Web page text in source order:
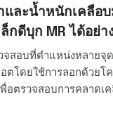
ละน้ำหนักเคลือบ
กดีบุก MR ได้อย่า
วจสอบที่ตำแหน่งหลาย
ตโดยใช้การลอกด้วยโ
พื่อตรวจสอบการคลาดเ